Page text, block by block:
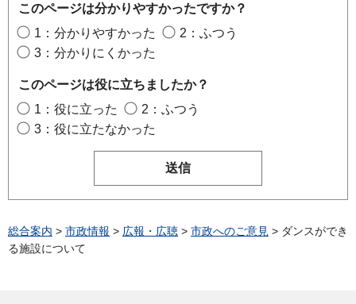
このページは分かりやすかったですか？
1：分かりやすかった
2：ふつう
3：分かりにくかった
このページは役に立ちましたか？
1：役に立った
2：ふつう
3：役に立たなかった
総合案内 > 市政情報 > 広報・広聴 > 市政へのご意見 > ダンスができ
る施設について